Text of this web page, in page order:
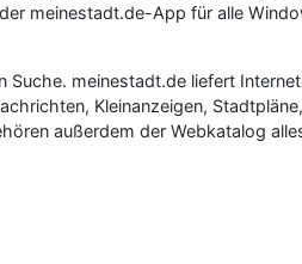
meinestadt.de-App für alle
meinestadt.de liefert
Kleinanzeigen,
außerdem der Webkatalog